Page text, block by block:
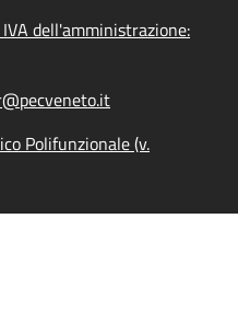
dell'amministrazione:
Polifunzionale (v.